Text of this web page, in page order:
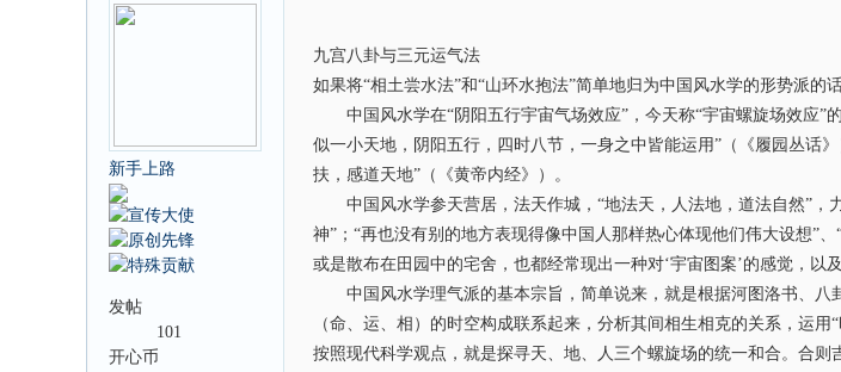
新手上路
发帖
101
开心币
九宫八卦与三元运气法
如果将“相土尝水法”和“山环水抱法”简单地归为中国风水学的形势派的
中国风水学在“阴阳五行宇宙气场效应”，今天称“宇宙螺旋场效应”
似一小天地，阴阳五行，四时八节，一身之中皆能运用”（《履园丛
扶，感道天地”（《黄帝内经》）。
中国风水学参天营居，法天作城，“地法天，人法地，道法自然”，
神”；“再也没有别的地方表现得像中国人那样热心体现他们伟大设想”
或是散布在田园中的宅舍，也都经常现出一种对‘宇宙图案’的感觉，以
中国风水学理气派的基本宗旨，简单说来，就是根据河图洛书、八
（命、运、相）的时空构成联系起来，分析其间相生相克的关系，运
按照现代科学观点，就是探寻天、地、人三个螺旋场的统一和合。合则